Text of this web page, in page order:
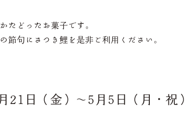
たどったお菓子です。
節句にさつき鯉を是非ご利用ください。
21日（金）～5月5日（月・祝